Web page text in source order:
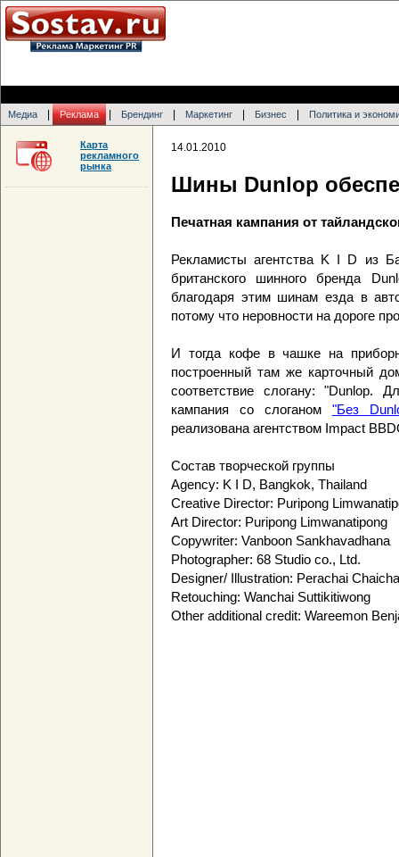
Медиа Реклама Брендинг Маркетинг Бизнес Политика и
14.01.2010
Шины Dunlop
Печатная кампания от
Рекламисты агентства K I D из
британского шинного бренда
благодаря этим шинам езда в
потому что неровности на дороге
И тогда кофе в чашке на
построенный там же карточный
соответствие слогану: "Dunlop.
кампания со слоганом "Без
реализована агентством Impact
Состав творческой группы
Agency: K I D, Bangkok, Thailand
Creative Director: Puripong
Art Director: Puripong Limwanatipong
Copywriter: Vanboon Sankhavadhana
Photographer: 68 Studio co., Ltd.
Designer/ Illustration: Perachai
Retouching: Wanchai Suttikitiwong
Other additional credit: Wareemon
Карта
рекламного
рынка